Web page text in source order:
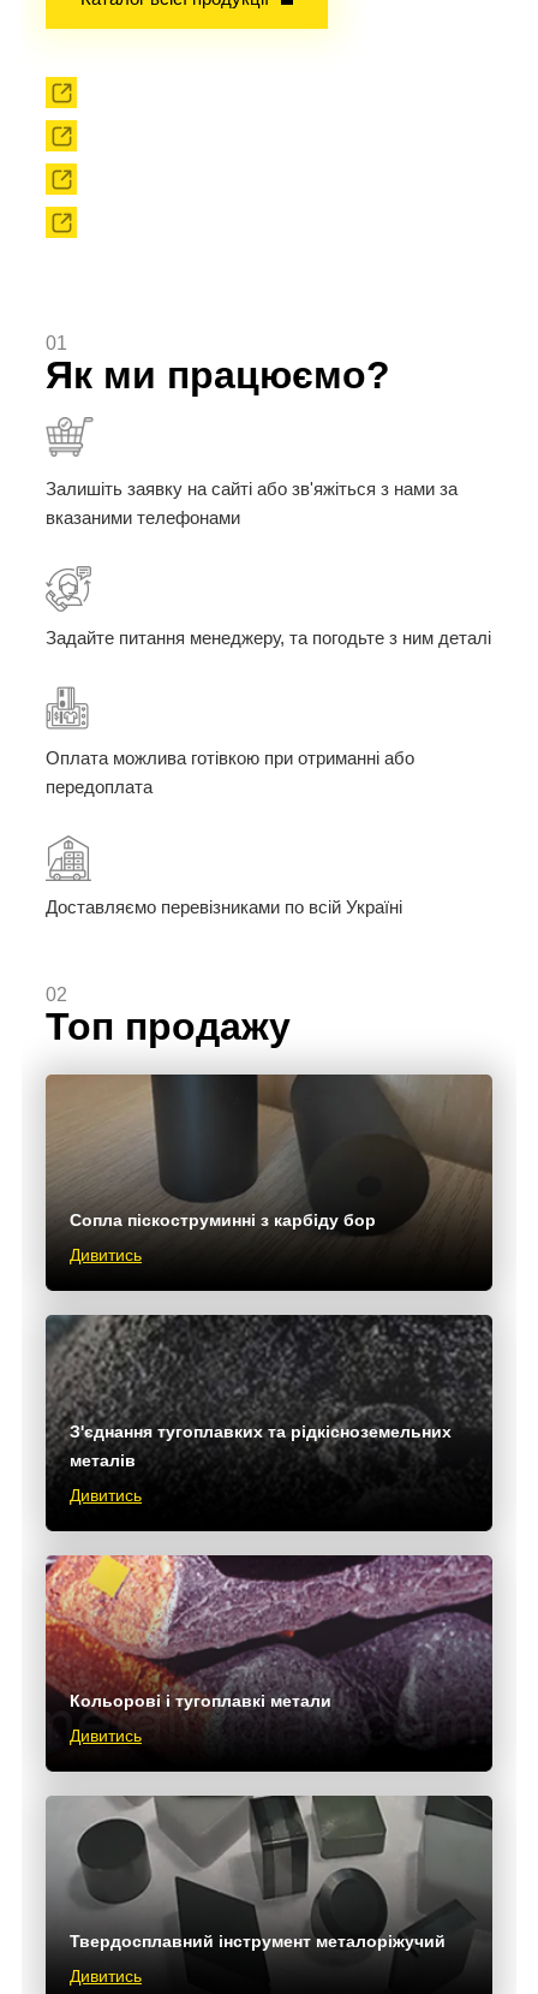
01
Як ми працюємо?
Залишіть заявку на сайті або зв'яжіться з нами за
вказаними телефонами
Задайте питання менеджеру, та погодьте з ним деталі
Оплата можлива готівкою при отриманні або
передоплата
Доставляємо перевізниками по всій Україні
02
Топ продажу
Сопла піскоструминні з карбіду бор
Дивитись
З'єднання тугоплавких та рідкісноземельних
металів
Дивитись
Кольорові і тугоплавкі метали
Дивитись
Твердосплавний інструмент металоріжучий
Дивитись